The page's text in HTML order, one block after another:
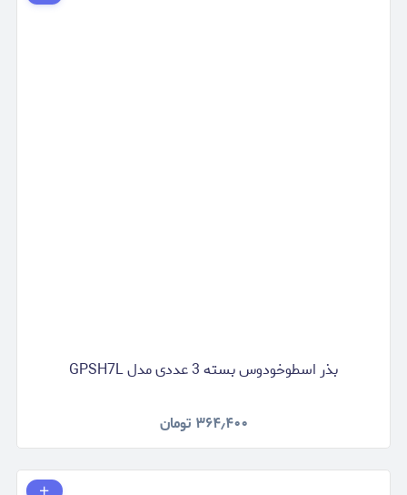
بذر اسطوخودوس بسته 3 عددی مدل GPSH7L
۳۶۴٫۴۰۰ تومان